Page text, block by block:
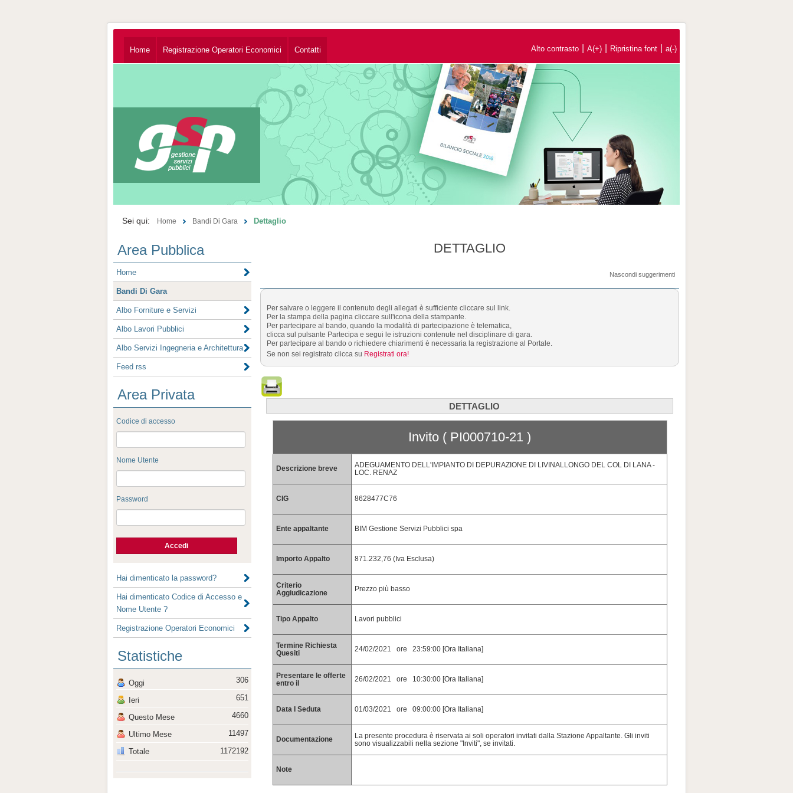
Home Registrazione Operatori Economici Contatti Alto contrasto A(+) Ripristina font a(-)
Sei qui: Home Bandi Di Gara Dettaglio
Area Pubblica
Home
Bandi Di Gara
Albo Forniture e Servizi
Albo Lavori Pubblici
Albo Servizi Ingegneria e Architettura
Feed rss
Area Privata
Codice di accesso
Nome Utente
Password
Hai dimenticato la password?
Hai dimenticato Codice di Accesso e
Nome Utente ?
Registrazione Operatori Economici
Statistiche
Oggi
Ieri
Questo Mese
Ultimo Mese
Totale
306
651
4660
11497
1172192
DETTAGLIO
Nascondi suggerimenti
Per salvare o leggere il contenuto degli allegati è sufficiente cliccare sul link.
Per la stampa della pagina cliccare sull'icona della stampante.
Per partecipare al bando, quando la modalità di partecipazione è telematica,
clicca sul pulsante Partecipa e segui le istruzioni contenute nel disciplinare di gara.
Per partecipare al bando o richiedere chiarimenti è necessaria la registrazione al Portale.
Se non sei registrato clicca su Registrati ora!
DETTAGLIO
Invito ( PI000710-21 )
Descrizione breve
ADEGUAMENTO DELL'IMPIANTO DI DEPURAZIONE DI LIVINALLONGO DEL COL DI LANA -
LOC. RENAZ
CIG 8628477C76
Ente appaltante BIM Gestione Servizi Pubblici spa
Importo Appalto 871.232,76 (Iva Esclusa)
Criterio
Aggiudicazione
Prezzo più basso
Tipo Appalto Lavori pubblici
Termine Richiesta
Quesiti
24/02/2021 ore 23:59:00 [Ora Italiana]
Presentare le offerte
entro il
26/02/2021 ore 10:30:00 [Ora Italiana]
Data I Seduta 01/03/2021 ore 09:00:00 [Ora Italiana]
Documentazione
La presente procedura è riservata ai soli operatori invitati dalla Stazione Appaltante. Gli inviti
sono visualizzabili nella sezione "Inviti", se invitati.
Note